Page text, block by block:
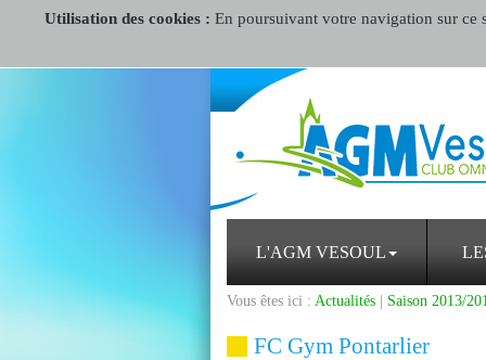
Utilisation des cookies : En poursuivant votre navigation sur ce
L'AGM VESOUL
Vous êtes ici : Actualités Saison 2013/
FC Gym Pontarlier